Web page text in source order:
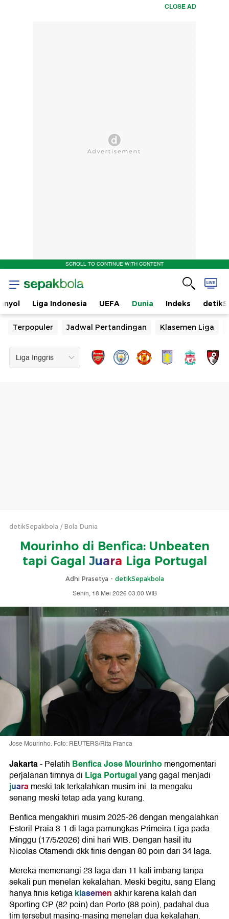
CLOSE AD
SCROLL TO CONTINUE WITH CONTENT
Liga Indonesia UEFA Dunia Indeks
Terpopuler Jadwal Pertandingan Klasemen Liga
detikSepakbola Bola Dunia
Mourinho di Benfica: Unbeaten
tapi Gagal Juara Liga Portugal
Adhi Prasetya - detikSepakbola
Senin, 18 Mei 2026 03:00 WIB
Jose Mourinho. Foto: REUTERS/Rita Franca
Jakarta-Pelatih BenficaJose Mourinhomengomentari
perjalanan timnya di Liga Portugalyang gagal menjadi
juarameski tak terkalahkan musim ini. Ia mengaku
senang meski tetap ada yang kurang.
Benfica mengakhiri musim 2025-26 dengan mengalahkan
Estoril Praia 3-1 di laga pamungkas Primeira Liga pada
Minggu (17/5/2026) dini hari WIB. Dengan hasil itu
Nicolas Otamendi dkk finis dengan 80 poin dari 34 laga.
Mereka memenangi 23 laga dan 11 kali imbang tanpa
sekali pun menelan kekalahan. Meski begitu, sang Elang
hanya finis ketigaklasemenakhir karena kalah dari
Sporting CP (82 poin) dan Porto (88 poin), padahal dua
tim tersebut masing-masing menelan dua kekalahan.